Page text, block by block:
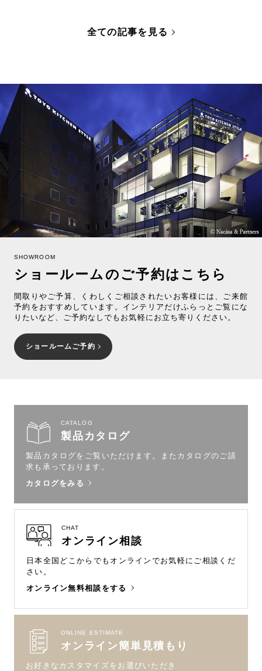
全ての記事を見る
SHOWROOM
ショールームのご予約はこちら
間取りやご予算、くわしくご相談されたいお客様には、ご来館
予約をおすすめしています。インテリアだけふらっとご覧にな
りたいなど、ご予約なしでもお気軽にお立ち寄りください。
ショールームご予約
CATALOG
製品カタログ
製品カタログをご覧いただけます。
またカタログのご請
求も承っております。
カタログをみる
CHAT
オンライン相談
日本全国どこからでもオンラインでお気軽にご相談くだ
さい。
オンライン無料相談をする
ONLINE ESTIMATE
オンライン簡単見積もり
お好きなカスタマイズをお選びいただき